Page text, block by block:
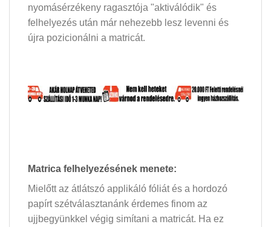
nyomásérzékeny ragasztója "aktiválódik" és
felhelyezés után már nehezebb lesz levenni és
újra pozicionálni a matricát.
Matrica felhelyezésének menete:
Mielőtt az átlátszó applikáló fóliát és a hordozó
papírt szétválasztanánk érdemes finom az
ujjbegyünkkel végig simítani a matricát. Ha ez